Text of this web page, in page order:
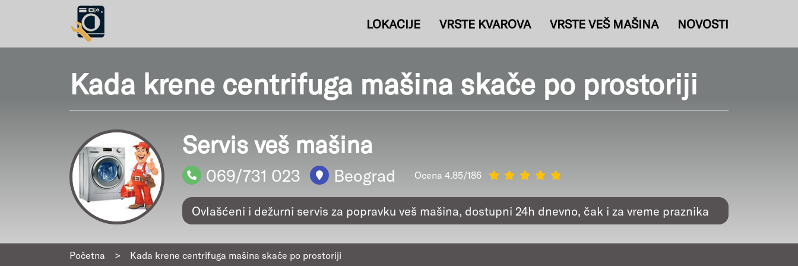
LOKACIJE VRSTE KVAROVA VRSTE VEŠ MAŠINA NOVOSTI
Kada krene centrifuga mašina skače po prostoriji
Servis veš mašina
069/731 023 Beograd Ocena 4.85/186
Ovlašćeni i dežurni servis za popravku veš mašina, dostupni 24h dnevno, čak i za vreme praznika
Početna > Kada krene centrifuga mašina skače po prostoriji